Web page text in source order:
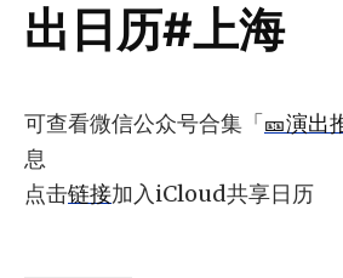
出日历#上海
可查看微信公众号合集「🎫演出
息
点击链接加入iCloud共享日历